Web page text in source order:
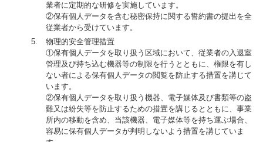
業者に定期的な研修を実施しています。
②保有個人データを含む秘密保持に関する誓約書の提出を全
従業者から受けています。
物理的安全管理措置
①保有個人データを取り扱う区域において、従業者の入退室
管理及び持ち込む機器等の制限を行うとともに、権限を有し
ない者による保有個人データの閲覧を防止する措置を講じて
います。
②保有個人データを取り扱う機器、電子媒体及び書類等の盗
難又は紛失等を防止するための措置を講じるとともに、事業
所内の移動を含め、当該機器、電子媒体等を持ち運ぶ場合、
容易に保有個人データが判明しないよう措置を講じていま